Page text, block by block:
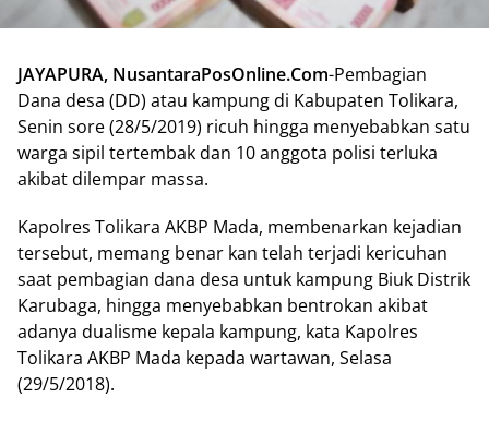
JAYAPURA, NusantaraPosOnline.Com-Pembagian
Dana desa (DD) atau kampung di Kabupaten Tolikara,
Senin sore (28/5/2019) ricuh hingga menyebabkan satu
warga sipil tertembak dan 10 anggota polisi terluka
akibat dilempar massa.
Kapolres Tolikara AKBP Mada, membenarkan kejadian
tersebut, memang benar kan telah terjadi kericuhan
saat pembagian dana desa untuk kampung Biuk Distrik
Karubaga, hingga menyebabkan bentrokan akibat
adanya dualisme kepala kampung, kata Kapolres
Tolikara AKBP Mada kepada wartawan, Selasa
(29/5/2018).